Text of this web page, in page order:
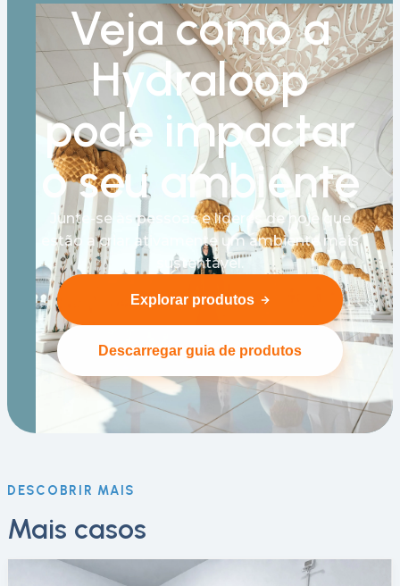
Veja como a
Hydraloop
pode impactar
o seu ambiente
Junte-se às pessoas e líderes de hoje que
estão a criar ativamente um ambiente mais
sustentável.
Explorar produtos
Descarregar guia de produtos
DESCOBRIR MAIS
Mais casos